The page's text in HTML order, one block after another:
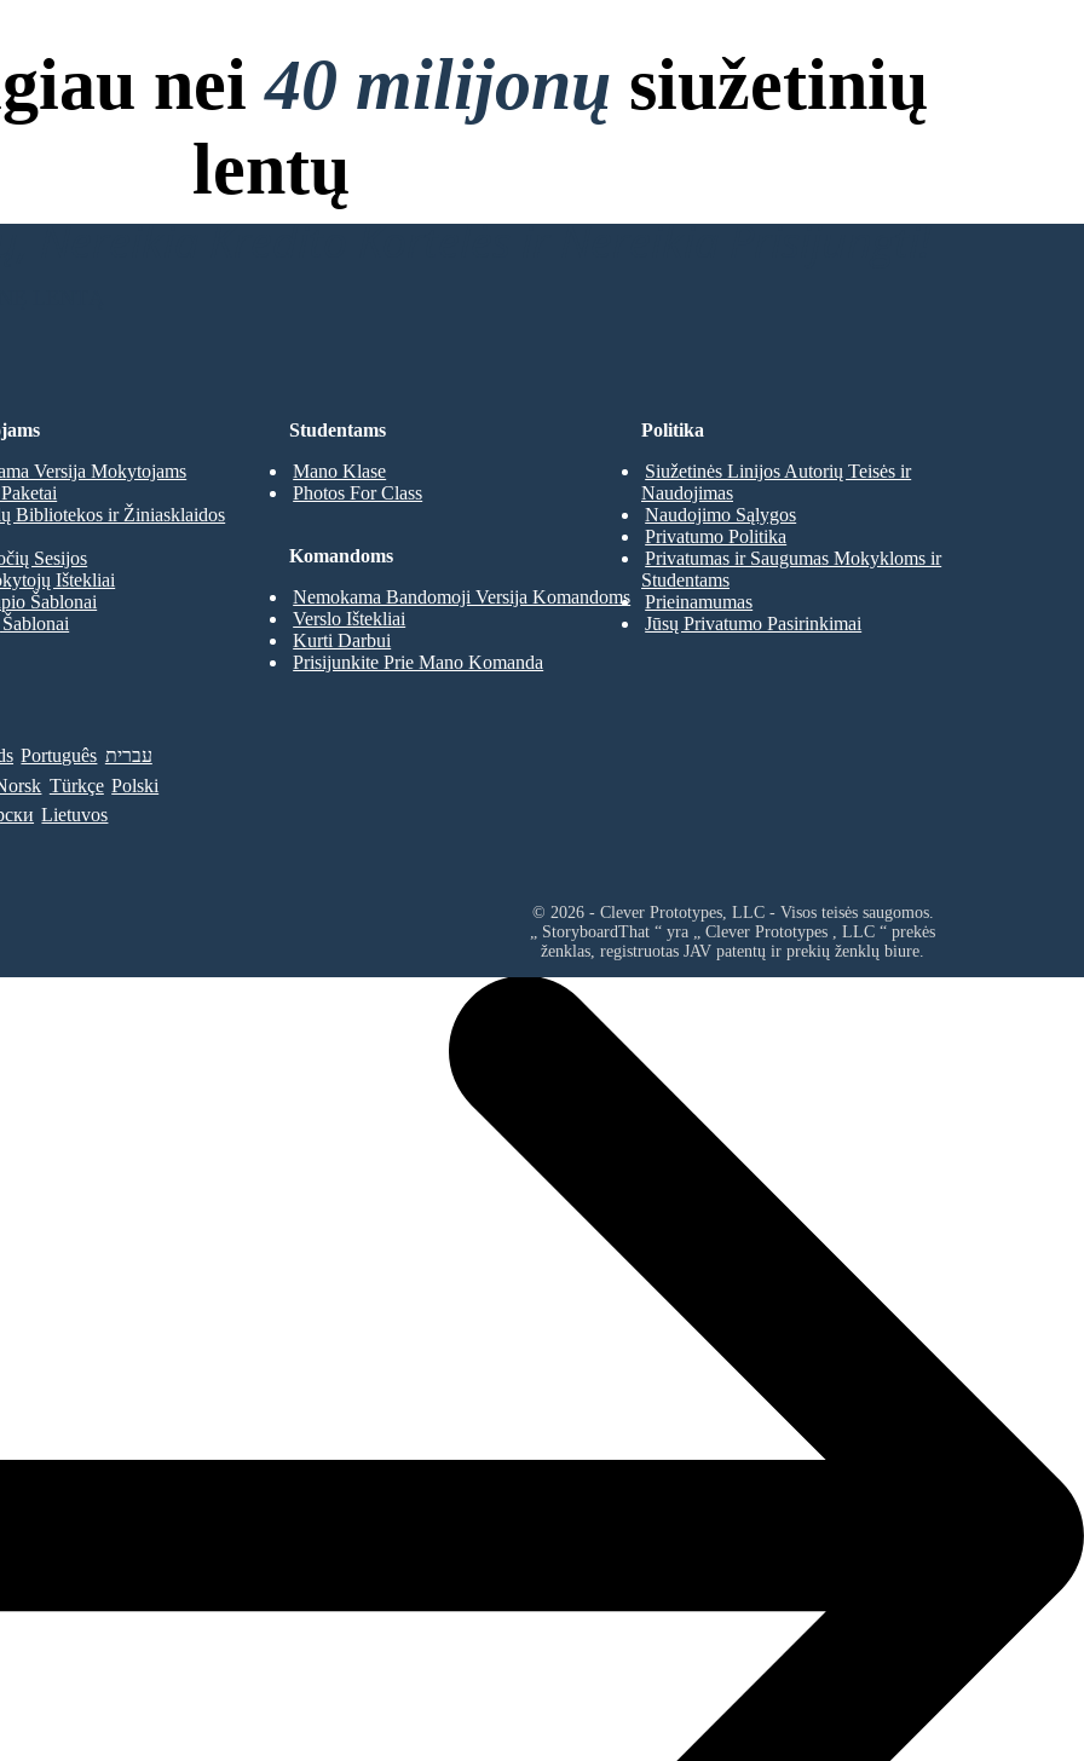
nei40 milijonų siužetinių
lentų
Nereikia Kredito Kortelės ir Nereikia Prisijungti!
Studentams
Mano Klase
Photos For Class
Versija Mokytojams
Bibliotekos ir Žiniasklaidos
Sesijos
Ištekliai
Šablonai
Komandoms
Nemokama Bandomoji Versija Komandoms
Verslo Ištekliai
Kurti Darbui
Prisijunkite Prie Mano Komanda
Politika
Siužetinės Linijos Autorių Teisės ir
Naudojimas
Naudojimo Sąlygos
Privatumo Politika
Privatumas ir Saugumas Mokykloms ir
Studentams
Prieinamumas
Jūsų Privatumo Pasirinkimai
Português עברית
Türkçe Polski
Lietuvos
© 2026 - Clever Prototypes, LLC - Visos teisės saugomos.
„ StoryboardThat “ yra „ Clever Prototypes , LLC “ prekės
ženklas, registruotas JAV patentų ir prekių ženklų biure.